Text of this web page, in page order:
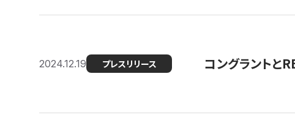
2024.12.19 プレスリリース コングラントと